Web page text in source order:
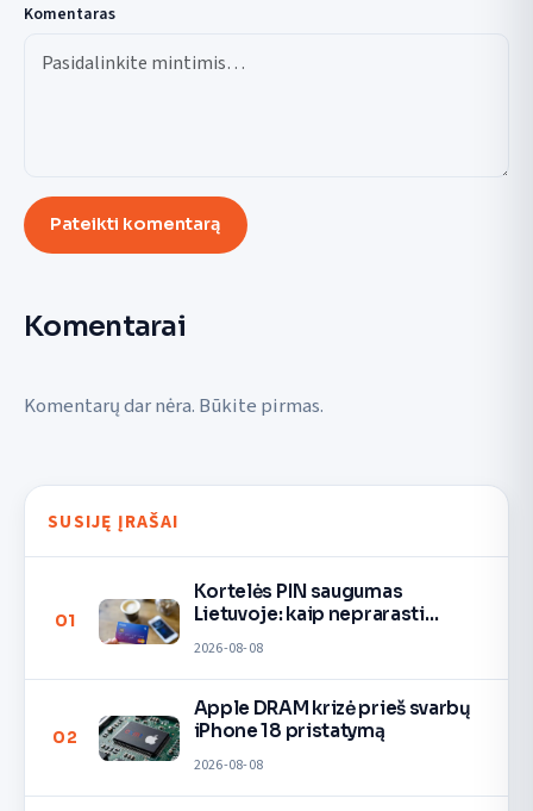
Komentaras
Pateikti komentarą
Komentarai
Komentarų dar nėra. Būkite pirmas.
SUSIJĘ ĮRAŠAI
01
Kortelės PIN saugumas
Lietuvoje: kaip neprarasti
2026-08-08
02
Apple DRAM krizė prieš svarbų
iPhone 18 pristatymą
2026-08-08